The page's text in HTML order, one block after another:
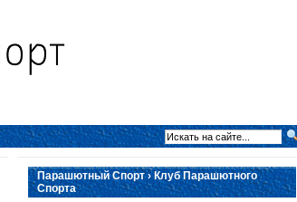
Парашютный Спорт › Клуб Парашютного
Спорта